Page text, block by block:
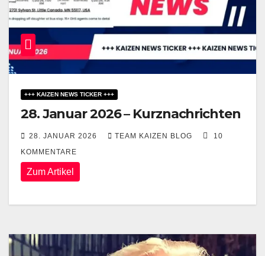
+++ KAIZEN NEWS TICKER +++
28. Januar 2026 – Kurznachrichten
28. JANUAR 2026 TEAM KAIZEN BLOG
10
KOMMENTARE
Zum Artikel